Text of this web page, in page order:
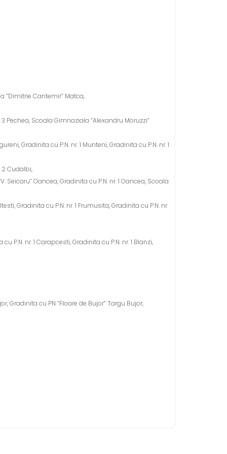
“Dimitrie Cantemir” Matca,
Pechea, Scoala Gimnaziala “Alexandru Moruzzi”
Gradinita cu P.N. nr. 1 Munteni, Gradinita cu P.N. nr. 1
2 Cudalbi,
Seicaru” Oancea, Gradinita cu P.N. nr. 1 Oancea, Scoala
Gradinita cu P.N. nr. 1 Frumusita, Gradinita cu P.N. nr.
P.N. nr. 1 Carapcesti, Gradinita cu P.N. nr. 1 Blanzi,
Gradinita cu PN “Floare de Bujor” Targu Bujor,